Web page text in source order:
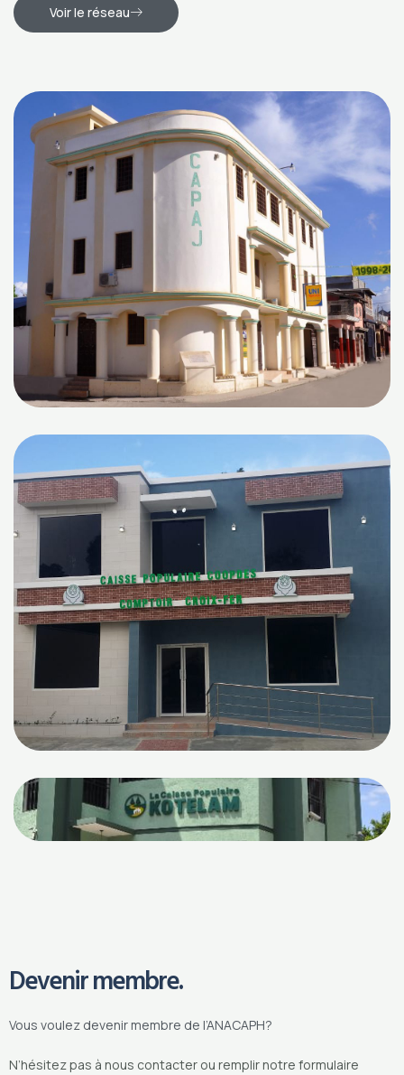
Voir le réseau
Devenir membre.
Vous voulez devenir membre de l’ANACAPH?
N’hésitez pas à nous contacter ou remplir notre formulaire